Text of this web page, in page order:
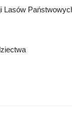
Lasów